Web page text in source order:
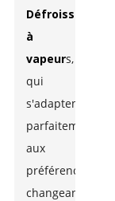
Défroisseur
à
vapeurs,
qui
s'adaptent
parfaitement
aux
préférences
changeantes